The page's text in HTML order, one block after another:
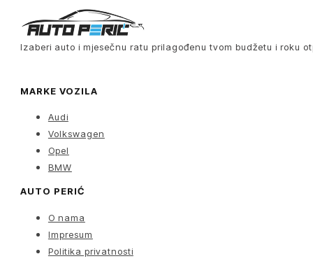
Izaberi auto i mjesečnu ratu prilagođenu tvom budžetu i roku
MARKE VOZILA
Audi
Volkswagen
Opel
BMW
AUTO PERIĆ
O nama
Impresum
Politika privatnosti